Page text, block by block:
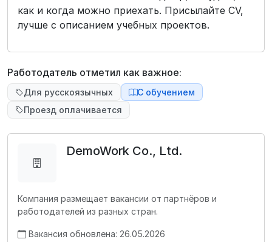
как и когда можно приехать. Присылайте CV,
лучше с описанием учебных проектов.
Работодатель отметил как важное:
Для русскоязычных
С обучением
Проезд оплачивается
DemoWork Co., Ltd.
Компания размещает вакансии от партнёров и
работодателей из разных стран.
Вакансия обновлена: 26.05.2026